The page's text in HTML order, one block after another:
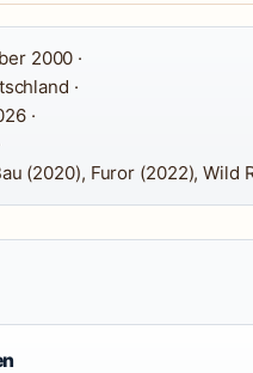
2000 ·
·
·
(2020), Furor (2022), Wild